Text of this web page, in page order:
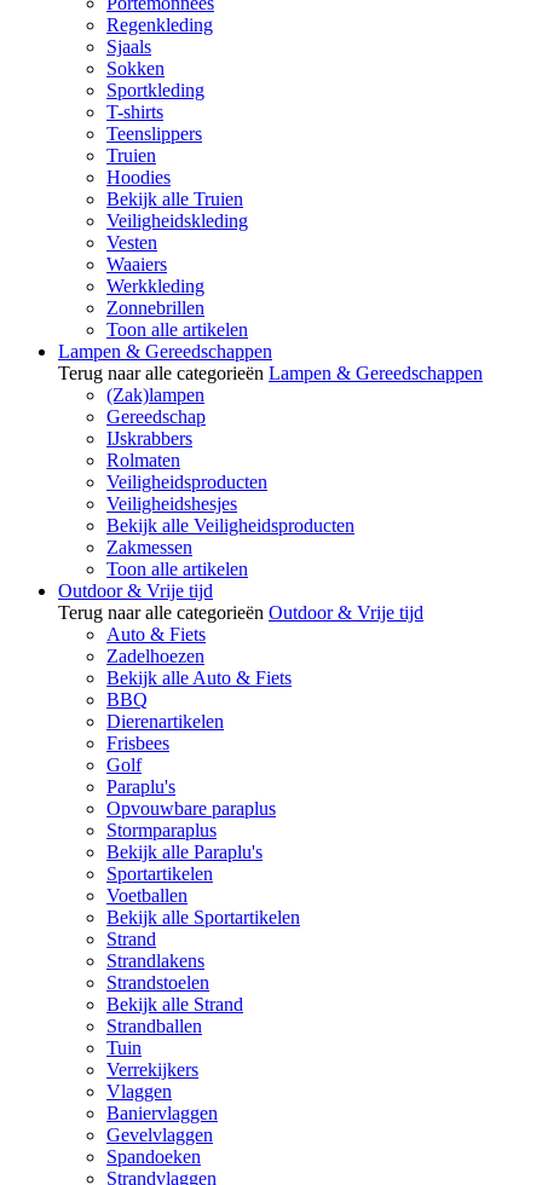
Regenkleding
Sjaals
Sokken
Sportkleding
T-shirts
Teenslippers
Truien
Hoodies
Bekijk alle Truien
Veiligheidskleding
Vesten
Waaiers
Werkkleding
Zonnebrillen
Toon alle artikelen
Lampen & Gereedschappen
Terug naar alle categorieën Lampen & Gereedschappen
(Zak)lampen
Gereedschap
IJskrabbers
Rolmaten
Veiligheidsproducten
Veiligheidshesjes
Bekijk alle Veiligheidsproducten
Zakmessen
Toon alle artikelen
Outdoor & Vrije tijd
Terug naar alle categorieën Outdoor & Vrije tijd
Auto & Fiets
Zadelhoezen
Bekijk alle Auto & Fiets
BBQ
Dierenartikelen
Frisbees
Golf
Paraplu's
Opvouwbare paraplus
Stormparaplus
Bekijk alle Paraplu's
Sportartikelen
Voetballen
Bekijk alle Sportartikelen
Strand
Strandlakens
Strandstoelen
Bekijk alle Strand
Strandballen
Tuin
Verrekijkers
Vlaggen
Baniervlaggen
Gevelvlaggen
Spandoeken
Strandvlaggen